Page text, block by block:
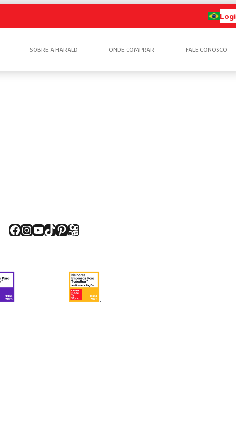
SOBRE A HARALD ONDE COMPRAR FALE CONOSCO
Facebook
Instagram
Youtube
TikTok
Pinterest
Kwai